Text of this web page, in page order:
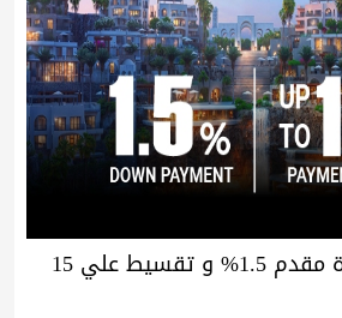
عرض لفترة محدودة مقدم 1.5% و تقسيط علي 15